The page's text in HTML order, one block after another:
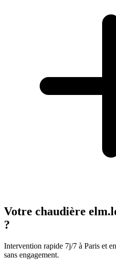
Votre chaudière
?
Intervention rapide 7j/7 à Paris et
sans engagement.